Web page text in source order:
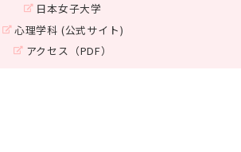
日本女子大学
心理学科 (公式サイト)
アクセス（PDF）